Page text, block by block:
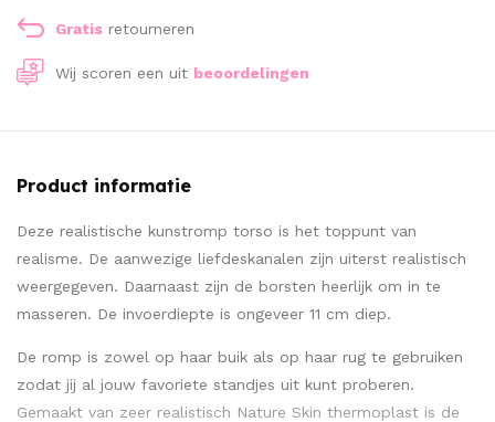
Gratis retourneren
Wij scoren een uit beoordelingen
Product informatie
Deze realistische kunstromp torso is het toppunt van
realisme. De aanwezige liefdeskanalen zijn uiterst realistisch
weergegeven. Daarnaast zijn de borsten heerlijk om in te
masseren. De invoerdiepte is ongeveer 11 cm diep.
De romp is zowel op haar buik als op haar rug te gebruiken
zodat jij al jouw favoriete standjes uit kunt proberen.
Gemaakt van zeer realistisch Nature Skin thermoplast is de